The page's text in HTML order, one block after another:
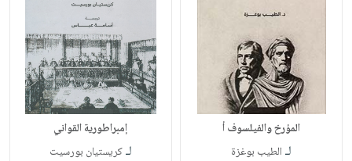
المؤرخ والفيلسوف أ
لـ الطيب بوغزة
إمبراطورية القواني
لـكريستيان بورسيت